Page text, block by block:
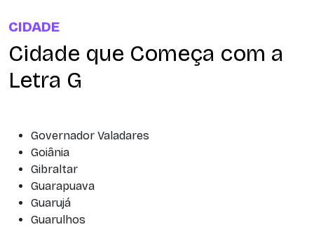
CIDADE
Cidade que Começa com a
Letra G
Governador Valadares
Goiânia
Gibraltar
Guarapuava
Guarujá
Guarulhos